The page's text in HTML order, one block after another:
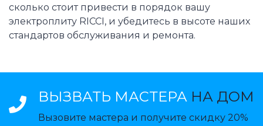
сколько стоит привести в порядок вашу
электроплиту RICCI, и убедитесь в высоте наших
стандартов обслуживания и ремонта.
ВЫЗВАТЬ МАСТЕРА НА ДОМ
Вызовите мастера и получите скидку 20%